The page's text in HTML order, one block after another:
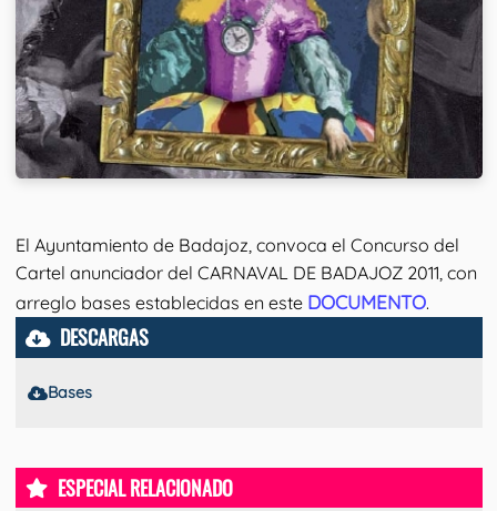
El Ayuntamiento de Badajoz, convoca el Concurso del
Cartel anunciador del CARNAVAL DE BADAJOZ 2011, con
arreglo bases establecidas en este DOCUMENTO.
DESCARGAS
Bases
ESPECIAL RELACIONADO